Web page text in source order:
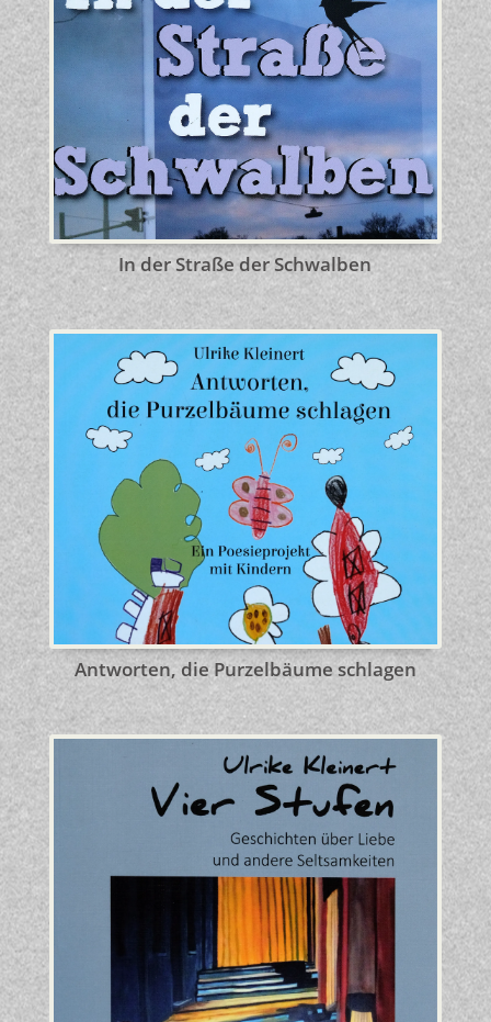
In der Straße der Schwalben
Antworten, die Purzelbäume schlagen